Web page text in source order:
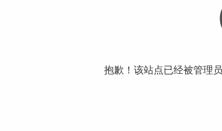
抱歉！该站点已经被管理